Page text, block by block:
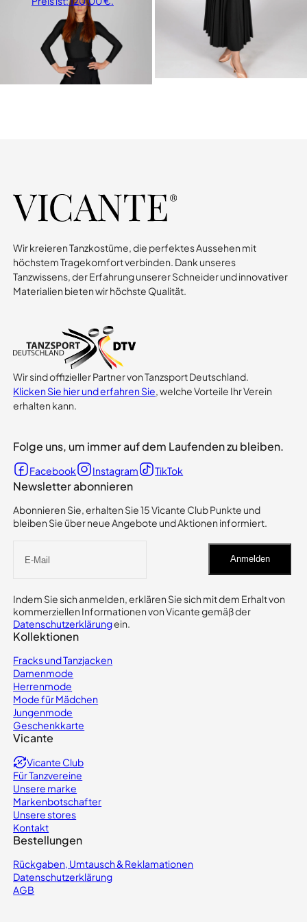
Wir kreieren Tanzkostüme, die perfektes Aussehen mit
höchstem Tragekomfort verbinden. Dank unseres
Tanzwissens, der Erfahrung unserer Schneider und innovativer
Materialien bieten wir höchste Qualität.
Wir sind offizieller Partner von Tanzsport Deutschland.
Klicken Sie hier und erfahren Sie, welche Vorteile Ihr Verein
erhalten kann.
Folge uns, um immer auf dem Laufenden zu bleiben.
Facebook Instagram TikTok
Kollektionen
Fracks und Tanzjacken
Damenmode
Herrenmode
Mode für Mädchen
Jungenmode
Geschenkkarte
Vicante
Vicante Club
Für Tanzvereine
Unsere marke
Markenbotschafter
Unsere stores
Kontakt
Bestellungen
Rückgaben, Umtausch & Reklamationen
Datenschutzerklärung
AGB
Newsletter abonnieren
Abonnieren Sie, erhalten Sie 15 Vicante Club Punkte und
bleiben Sie über neue Angebote und Aktionen informiert.
Anmelden
Indem Sie sich anmelden, erklären Sie sich mit dem Erhalt von
kommerziellen Informationen von Vicante gemäß der
Datenschutzerklärungein.